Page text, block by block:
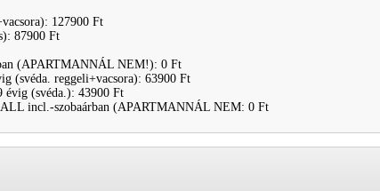
127900 Ft
87900 Ft
(APARTMANNÁL NEM!): 0 Ft
(svéda. reggeli+vacsora): 63900 Ft
évig (svéda.): 43900 Ft
incl.-szobaárban (APARTMANNÁL NEM: 0 Ft